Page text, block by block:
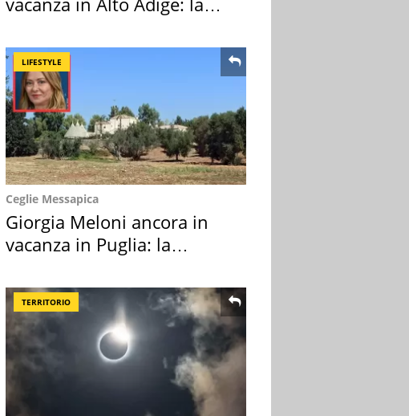
LIFESTYLE
Ceglie Messapica
Giorgia Meloni ancora in
vacanza in Puglia: la
TERRITORIO